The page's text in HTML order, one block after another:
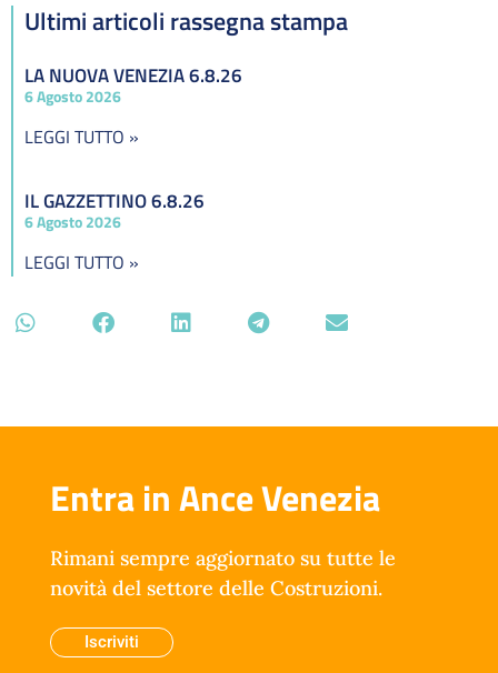
Ultimi articoli rassegna stampa
LA NUOVA VENEZIA 6.8.26
6 Agosto 2026
LEGGI TUTTO »
IL GAZZETTINO 6.8.26
6 Agosto 2026
LEGGI TUTTO »
Entra in Ance Venezia
Rimani sempre aggiornato su tutte le
novità del settore delle Costruzioni.
Iscriviti